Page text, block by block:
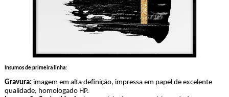
Insumos de primeira linha:
Gravura: imagem em alta definição, impressa em papel de excelente
qualidade, homologado HP.